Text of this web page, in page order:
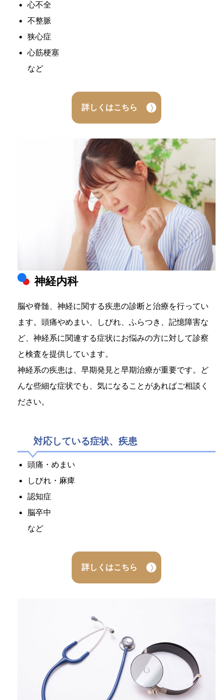
心不全
不整脈
狭心症
心筋梗塞
など
詳しくはこちら
神経内科
脳や脊髄、神経に関する疾患の診断と治療を行ってい
ます。頭痛やめまい、しびれ、ふらつき、記憶障害な
ど、神経系に関連する症状にお悩みの方に対して診察
と検査を提供しています。
神経系の疾患は、早期発見と早期治療が重要です。ど
んな些細な症状でも、気になることがあればご相談く
ださい。
対応している症状、疾患
頭痛・めまい
しびれ・麻痺
認知症
脳卒中
など
詳しくはこちら